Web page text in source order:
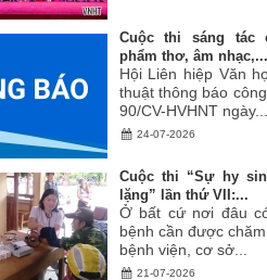
Cuộc thi sáng tác
phẩm thơ, âm nhạc,...
Hội Liên hiệp Văn
thuật thông báo
90/CV-HVHNT ngày...
24-07-2026
Cuộc thi “Sự hy
lặng” lần thứ VII:...
Ở bất cứ nơi đâu
bệnh cần được
bệnh viện, cơ sở...
21-07-2026